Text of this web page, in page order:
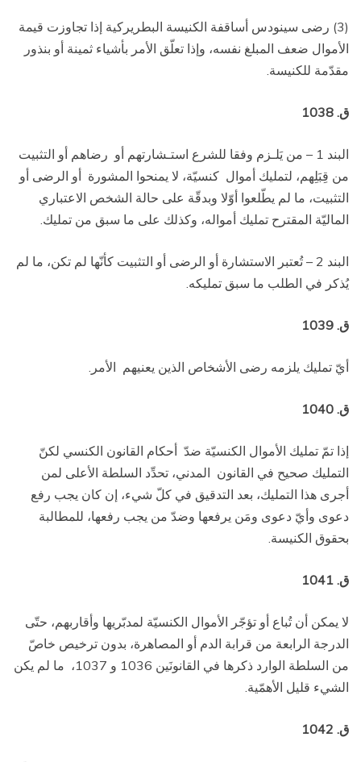
(3) رضى سينودس أساقفة الكنيسة البطريركية إذا تجاوزت قيمة
الأموال ضعف المبلغ نفسه، وإذا تعلّق الأمر بأشياء ثمينة أو بنذور
مقدّمة للكنيسة.
ق. 1038
البند 1 – من يَلـزم وفقا للشرع استـشارتهم أو
رضاهم أو التثبيت
من قِبَلِهم، لتمليك أموال كنسيّة، لا يمنحوا المشورة أو الرضى أو
التثبيت، ما لم يطّلعوا أوّلا وبدقّة على حالة الشخص الاعتباري
الماليّة المقترح تمليك أمواله، وكذلك على ما سبق من تمليك.
البند 2 – تُعتبر الاستشارة أو الرضى أو التثبيت كأنّها لم تكن، ما لم
يُذكر في الطلب ما سبق تمليكه.
ق. 1039
أيّ تمليك يلزمه رضى الأشخاص الذين يعنيهم الأمر.
ق. 1040
إذا تمّ تمليك الأموال الكنسيّة ضدّ أحكام القانون الكنسي لكنّ
التمليك صحيح في القانون المدني، تحدِّد السلطة الأعلى لمن
أجرى هذا التمليك، بعد التدقيق في كلّ شيء، إن كان يجب رفع
دعوى وأيّ دعوى ومَن يرفعها وضدّ من يجب رفعها، للمطالبة
بحقوق الكنيسة.
ق. 1041
لا يمكن أن تُباع أو تؤجّر الأموال الكنسيّة لمدبّريها وأقاربهم، حتّى
الدرجة الرابعة من قرابة الدم أو المصاهرة، بدون ترخيص خاصّ
من السلطة الوارد ذكرها في القانونَين 1036 و 1037،
ما لم يكن
الشيء قليل الأهمّية.
ق. 1042